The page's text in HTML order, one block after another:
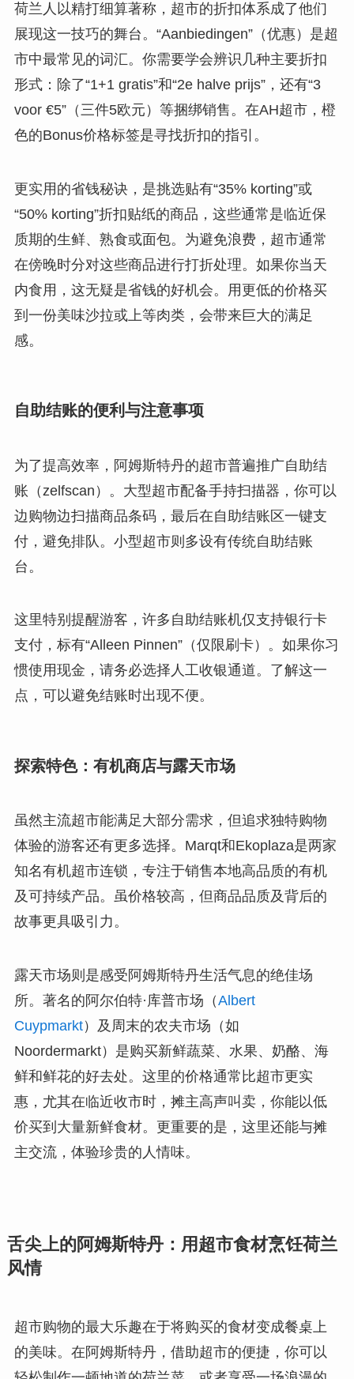
荷兰人以精打细算著称，超市的折扣体系成了他们
展现这一技巧的舞台。“Aanbiedingen”（优惠）是超
市中最常见的词汇。你需要学会辨识几种主要折扣
形式：除了“1+1 gratis”和“2e halve prijs”，还有“3
voor €5”（三件5欧元）等捆绑销售。在AH超市，橙
色的Bonus价格标签是寻找折扣的指引。
更实用的省钱秘诀，是挑选贴有“35% korting”或
“50% korting”折扣贴纸的商品，这些通常是临近保
质期的生鲜、熟食或面包。为避免浪费，超市通常
在傍晚时分对这些商品进行打折处理。如果你当天
内食用，这无疑是省钱的好机会。用更低的价格买
到一份美味沙拉或上等肉类，会带来巨大的满足
感。
自助结账的便利与注意事项
为了提高效率，阿姆斯特丹的超市普遍推广自助结
账（zelfscan）。大型超市配备手持扫描器，你可以
边购物边扫描商品条码，最后在自助结账区一键支
付，避免排队。小型超市则多设有传统自助结账
台。
这里特别提醒游客，许多自助结账机仅支持银行卡
支付，标有“Alleen Pinnen”（仅限刷卡）。如果你习
惯使用现金，请务必选择人工收银通道。了解这一
点，可以避免结账时出现不便。
探索特色：有机商店与露天市场
虽然主流超市能满足大部分需求，但追求独特购物
体验的游客还有更多选择。Marqt和Ekoplaza是两家
知名有机超市连锁，专注于销售本地高品质的有机
及可持续产品。虽价格较高，但商品品质及背后的
故事更具吸引力。
露天市场则是感受阿姆斯特丹生活气息的绝佳场
所。著名的阿尔伯特·库普市场（Albert
Cuypmarkt）及周末的农夫市场（如
Noordermarkt）是购买新鲜蔬菜、水果、奶酪、海
鲜和鲜花的好去处。这里的价格通常比超市更实
惠，尤其在临近收市时，摊主高声叫卖，你能以低
价买到大量新鲜食材。更重要的是，这里还能与摊
主交流，体验珍贵的人情味。
舌尖上的阿姆斯特丹：用超市食材烹饪荷兰
风情
超市购物的最大乐趣在于将购买的食材变成餐桌上
的美味。在阿姆斯特丹，借助超市的便捷，你可以